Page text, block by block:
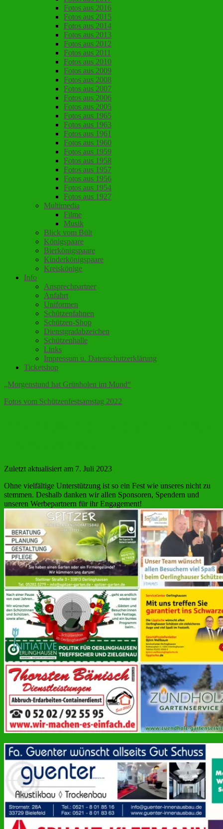
Fotos aus 2016
Fotos aus 2015
Fotos aus 2014
Fotos aus 2013
Fotos aus 2012
Fotos aus 2011
Fotos aus 2010
Fotos aus 2009
Fotos aus 2008
Fotos aus 2007
Fotos aus 2006
Fotos aus 2005
Fotos aus 1965
Fotos aus 1963
Fotos aus 1961
Fotos aus 1960
Fotos aus 1959
Fotos aus 1958
Fotos aus 1957
Fotos aus 1956
Fotos aus 1954
Fotos aus 1927
Multimedia
Filme
Musik
Blick vom Bült
Königspaare
Bierkönigspaare
Kinderkönigspaare
Kreiskönige
Info
Ansprechpartner
Anfahrt
Uniformen
Schützenfahnen
Schützen-Shop
Dienstgradabzeichen
Schützenhalle
Links
Impressum u. Datenschutzerklärung
Ticketshop
„Morgenstund hat Grünholen im Mund“
Fotos vom Schützenfestsamstag 2022
Zuletzt aktualisiert am 7. Juli 2023
Ohne vielfältige Unterstützung ist so ein Fest wie unseres nicht zu
stemmen. Deshalb danken wir allen Sponsoren, Spendern und
unseren Werbepartnern für ihr Engagement!